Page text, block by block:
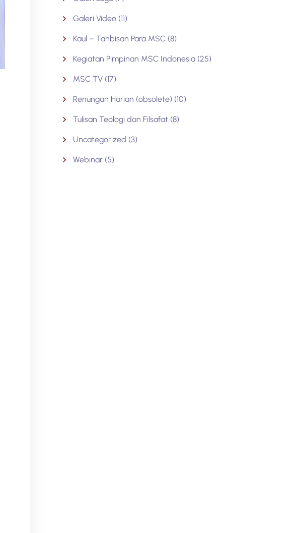
Galeri Video (11)
Kaul – Tahbisan Para MSC (8)
Kegiatan Pimpinan MSC Indonesia (25)
MSC TV (17)
Renungan Harian (obsolete) (10)
Tulisan Teologi dan Filsafat (8)
Uncategorized (3)
Webinar (5)